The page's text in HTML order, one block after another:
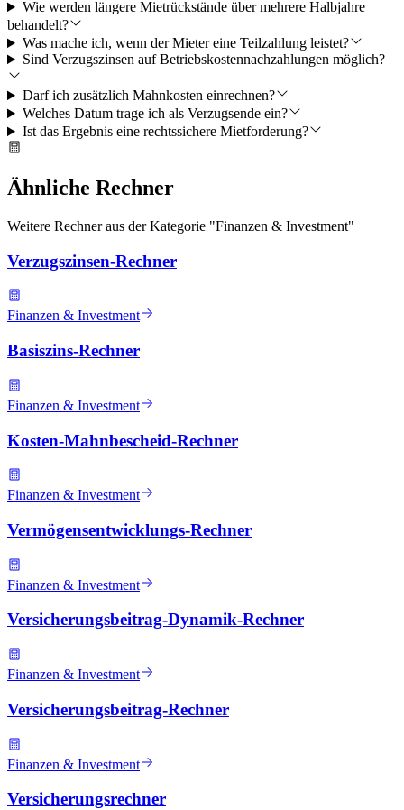
Wie werden längere Mietrückstände über mehrere Halbjahre
behandelt?
Was mache ich, wenn der Mieter eine Teilzahlung leistet?
Sind Verzugszinsen auf Betriebskostennachzahlungen möglich?
Darf ich zusätzlich Mahnkosten einrechnen?
Welches Datum trage ich als Verzugsende ein?
Ist das Ergebnis eine rechtssichere Mietforderung?
Ähnliche Rechner
Weitere Rechner aus der Kategorie "Finanzen & Investment"
Verzugszinsen-Rechner
Finanzen & Investment
Basiszins-Rechner
Finanzen & Investment
Kosten-Mahnbescheid-Rechner
Finanzen & Investment
Vermögensentwicklungs-Rechner
Finanzen & Investment
Versicherungsbeitrag-Dynamik-Rechner
Finanzen & Investment
Versicherungsbeitrag-Rechner
Finanzen & Investment
Versicherungsrechner